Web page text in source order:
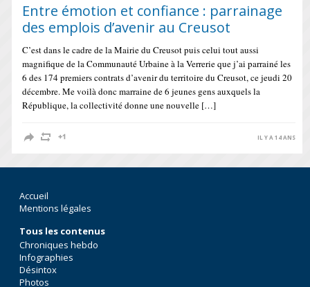
Entre émotion et confiance : parrainage
des emplois d’avenir au Creusot
C’est dans le cadre de la Mairie du Creusot puis celui tout aussi
magnifique de la Communauté Urbaine à la Verrerie que j’ai parrainé les
6 des 174 premiers contrats d’avenir du territoire du Creusot, ce jeudi 20
décembre. Me voilà donc marraine de 6 jeunes gens auxquels la
République, la collectivité donne une nouvelle […]
IL Y A 14 ANS
Accueil
Mentions légales
Tous les contenus
Chroniques hebdo
Infographies
Désintox
Photos